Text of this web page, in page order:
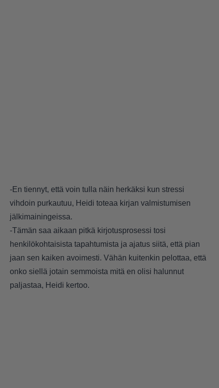
-En tiennyt, että voin tulla näin herkäksi kun stressi
vihdoin purkautuu, Heidi toteaa kirjan valmistumisen
jälkimainingeissa.
-Tämän saa aikaan pitkä kirjotusprosessi tosi
henkilökohtaisista tapahtumista ja ajatus siitä, että pian
jaan sen kaiken avoimesti. Vähän kuitenkin pelottaa, että
onko siellä jotain semmoista mitä en olisi halunnut
paljastaa, Heidi kertoo.